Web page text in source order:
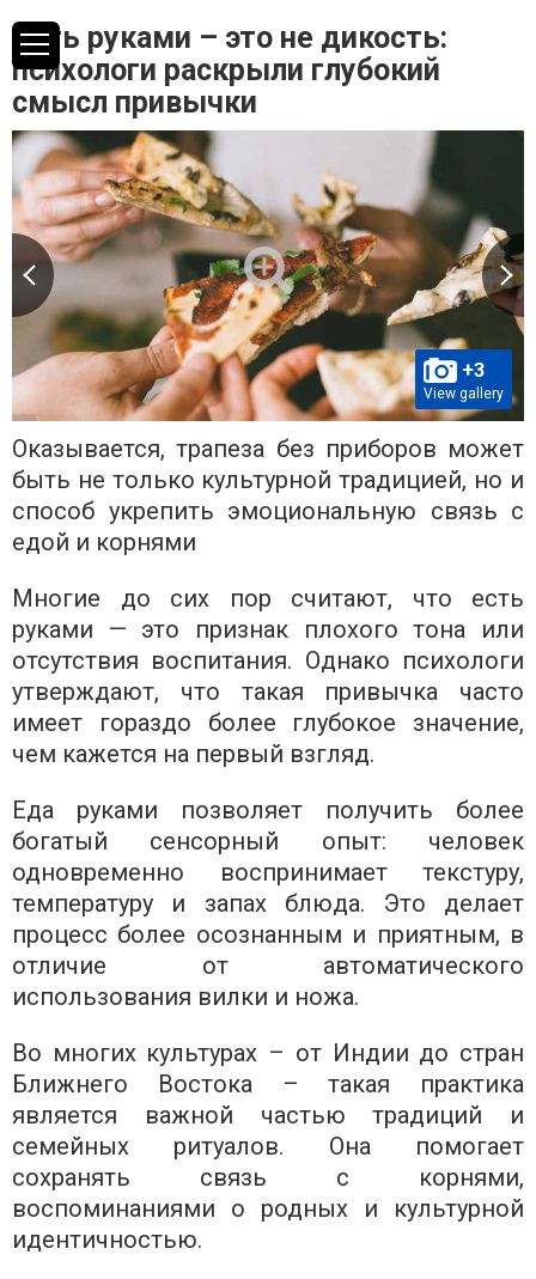
Есть руками – это не дикость:
психологи раскрыли глубокий
смысл привычки
+3
View gallery
Оказывается, трапеза без приборов может
быть не только культурной традицией, но и
способ укрепить эмоциональную связь с
едой и корнями
Многие до сих пор считают, что есть
руками — это признак плохого тона или
отсутствия воспитания. Однако психологи
утверждают, что такая привычка часто
имеет гораздо более глубокое значение,
чем кажется на первый взгляд.
Еда руками позволяет получить более
богатый сенсорный опыт: человек
одновременно воспринимает текстуру,
температуру и запах блюда. Это делает
процесс более осознанным и приятным, в
отличие от автоматического
использования вилки и ножа.
Во многих культурах – от Индии до стран
Ближнего Востока – такая практика
является важной частью традиций и
семейных ритуалов. Она помогает
сохранять связь с корнями,
воспоминаниями о родных и культурной
идентичностью.